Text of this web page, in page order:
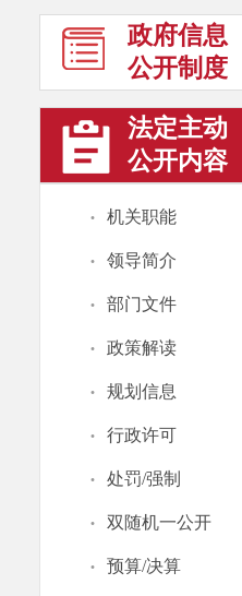
政府信息
公开制度
法定主动
公开内容
· 机关职能
· 领导简介
· 部门文件
· 政策解读
· 规划信息
· 行政许可
· 处罚/强制
· 双随机一公开
· 预算/决算